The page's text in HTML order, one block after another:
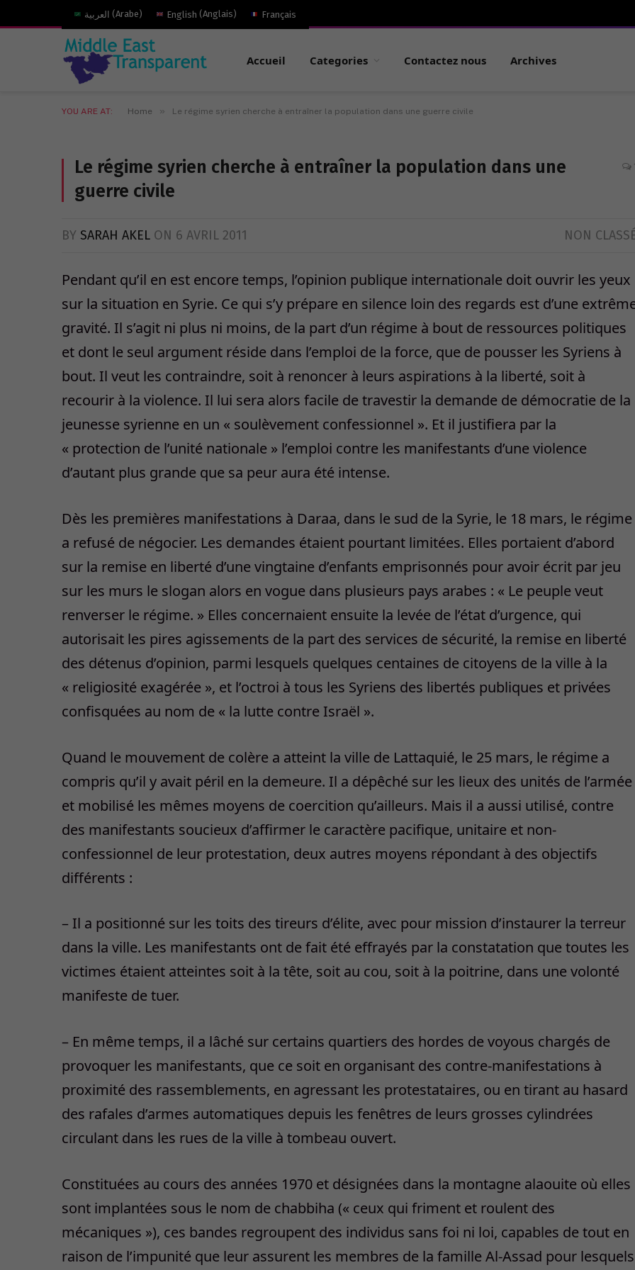
العربية (Arabe) English (Anglais) Français
Accueil Categories Contactez nous Archives
YOU ARE AT: Home » Le régime syrien cherche à entraîner la population dans une guerre civile
Le régime syrien cherche à entraîner la population dans une
guerre civile
BY SARAH AKEL ON 6 AVRIL 2011 NON
Pendant qu’il en est encore temps, l’opinion publique internationale doit ouvrir les yeux
sur la situation en Syrie. Ce qui s’y prépare en silence loin des regards est d’une
gravité. Il s’agit ni plus ni moins, de la part d’un régime à bout de ressources politiques
et dont le seul argument réside dans l’emploi de la force, que de pousser les Syriens à
bout. Il veut les contraindre, soit à renoncer à leurs aspirations à la liberté, soit à
recourir à la violence. Il lui sera alors facile de travestir la demande de démocratie de la
jeunesse syrienne en un « soulèvement confessionnel ». Et il justifiera par la
« protection de l’unité nationale » l’emploi contre les manifestants d’une violence
d’autant plus grande que sa peur aura été intense.
Dès les premières manifestations à Daraa, dans le sud de la Syrie, le 18 mars, le régime
a refusé de négocier. Les demandes étaient pourtant limitées. Elles portaient d’abord
sur la remise en liberté d’une vingtaine d’enfants emprisonnés pour avoir écrit par jeu
sur les murs le slogan alors en vogue dans plusieurs pays arabes : « Le peuple veut
renverser le régime. » Elles concernaient ensuite la levée de l’état d’urgence, qui
autorisait les pires agissements de la part des services de sécurité, la remise en liberté
des détenus d’opinion, parmi lesquels quelques centaines de citoyens de la ville à la
« religiosité exagérée », et l’octroi à tous les Syriens des libertés publiques et privées
confisquées au nom de « la lutte contre Israël ».
Quand le mouvement de colère a atteint la ville de Lattaquié, le 25 mars, le régime a
compris qu’il y avait péril en la demeure. Il a dépêché sur les lieux des unités de l’armée
et mobilisé les mêmes moyens de coercition qu’ailleurs. Mais il a aussi utilisé, contre
des manifestants soucieux d’affirmer le caractère pacifique, unitaire et non-
confessionnel de leur protestation, deux autres moyens répondant à des objectifs
différents :
– Il a positionné sur les toits des tireurs d’élite, avec pour mission d’instaurer la terreur
dans la ville. Les manifestants ont de fait été effrayés par la constatation que toutes les
victimes étaient atteintes soit à la tête, soit au cou, soit à la poitrine, dans une volonté
manifeste de tuer.
– En même temps, il a lâché sur certains quartiers des hordes de voyous chargés de
provoquer les manifestants, que ce soit en organisant des contre-manifestations à
proximité des rassemblements, en agressant les protestataires, ou en tirant au hasard
des rafales d’armes automatiques depuis les fenêtres de leurs grosses cylindrées
circulant dans les rues de la ville à tombeau ouvert.
Constituées au cours des années 1970 et désignées dans la montagne alaouite où elles
sont implantées sous le nom de chabbiha (« ceux qui friment et roulent des
mécaniques »), ces bandes regroupent des individus sans foi ni loi, capables de tout en
raison de l’impunité que leur assurent les membres de la famille Al-Assad pour lesquels